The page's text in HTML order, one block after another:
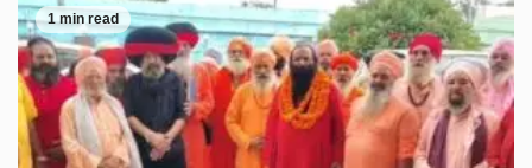
1 min read